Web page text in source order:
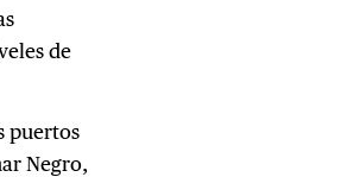
de
puertos
Negro,